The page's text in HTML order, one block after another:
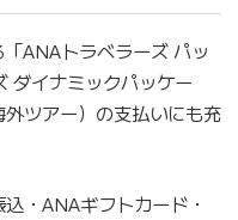
ANAトラベラーズ パッ
ダイナミックパッケー
ツアー）の支払いにも充
・ANAギフトカード・